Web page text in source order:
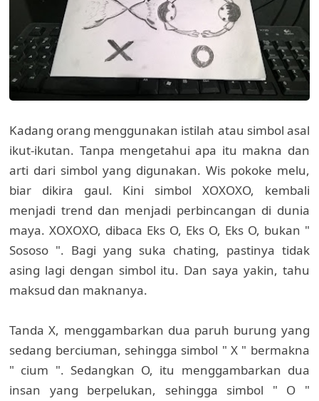
Kadang orang menggunakan istilah atau simbol asal
ikut-ikutan. Tanpa mengetahui apa itu makna dan
arti dari simbol yang digunakan. Wis pokoke melu,
biar dikira gaul. Kini simbol XOXOXO, kembali
menjadi trend dan menjadi perbincangan di dunia
maya. XOXOXO, dibaca Eks O, Eks O, Eks O, bukan "
Sososo ". Bagi yang suka chating, pastinya tidak
asing lagi dengan simbol itu. Dan saya yakin, tahu
maksud dan maknanya.
Tanda X, menggambarkan dua paruh burung yang
sedang berciuman, sehingga simbol " X " bermakna
" cium ". Sedangkan O, itu menggambarkan dua
insan yang berpelukan, sehingga simbol " O "